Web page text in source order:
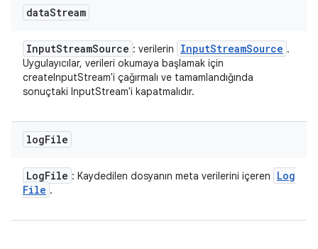
dataStream
InputStreamSource : verilerin InputStreamSource .
Uygulayıcılar, verileri okumaya başlamak için
createInputStream'i çağırmalı ve tamamlandığında
sonuçtaki InputStream'i kapatmalıdır.
logFile
LogFile : Kaydedilen dosyanın meta verilerini içeren
Log
File .